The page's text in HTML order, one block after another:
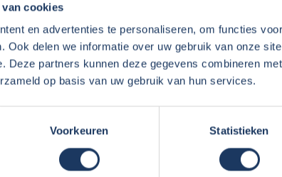
cookies
en advertenties te personaliseren, om functies
Ook delen we informatie over uw gebruik van onze
Deze partners kunnen deze gegevens combineren
op basis van uw gebruik van hun services.
Voorkeuren Statistieken
bijEigen risico en borg
zelf de camper van binnen en buiten
is het mogelijk dit tegen betaling
bij Extras.
enVerhuurinformatie.